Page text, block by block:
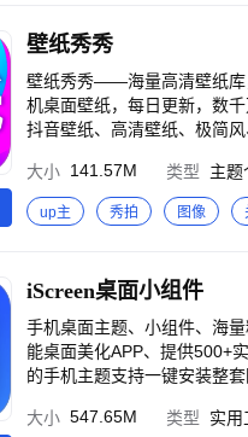
壁纸秀秀
壁纸秀秀——海量高清壁纸库
机桌面壁纸，每日更新，数
抖音壁纸、高清壁纸、极简
顿！ 【主题个性装扮】超多
微信QQ背景图随你选择，分
动裁剪尺寸、适配图标布局
日限定、热点IP，每天打开
两份快乐，让你的来电与众不同！ 不论你是追求个性的颜值控、热爱新鲜感的探索党、懒得折腾的极
想用壁纸表达态度的创意达
情都变好！ 壁纸秀秀——让你
问题可联系客服小姐姐答疑解
大小 141.57M 类型 主题
up主 秀拍 图像
iScreen桌面小组件
手机桌面主题、小组件、海量精美壁
能桌面美化APP、提供500+
的手机主题支持一键安装整
动面板，桌面日历，照片墙
大小 547.65M 类型 实用